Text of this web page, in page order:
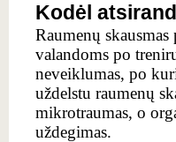
Kodėl
Raumenų
valandoms po
neveiklumas, po
uždelstu raumenų
mikrotraumas, o
uždegimas.